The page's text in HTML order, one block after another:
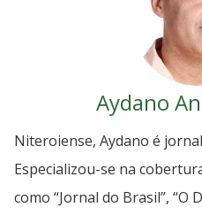
Aydano
Niteroiense, Aydano é
Especializou-se na
como “Jornal do Brasil”, “O